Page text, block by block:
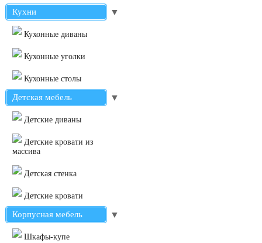
Кухни ▼
Кухонные диваны
Кухонные уголки
Кухонные столы
Детская мебель ▼
Детские диваны
Детские кровати из
массива
Детская стенка
Детские кровати
Корпусная мебель ▼
Шкафы-купе